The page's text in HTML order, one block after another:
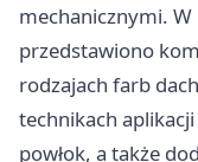
mechanicznymi.
przedstawiono
rodzajach farb
technikach
powłok, a także